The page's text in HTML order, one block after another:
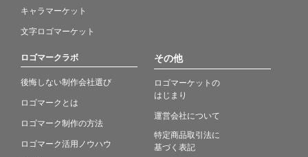
キャラマーケット
文字ロゴマーケット
ロゴマークラボ
後悔しない制作会社選び
ロゴマークとは
ロゴマーク制作の方法
ロゴマーク活用ノウハウ
その他
ロゴマーケットの
はじまり
運営会社について
特定商品取引法に
基づく表記